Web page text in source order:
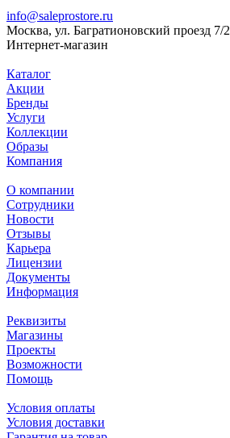
info@saleprostore.ru
Москва, ул. Багратионовский проезд 7/2
Интернет-магазин
Каталог
Акции
Бренды
Услуги
Коллекции
Образы
Компания
О компании
Сотрудники
Новости
Отзывы
Карьера
Лицензии
Документы
Информация
Реквизиты
Магазины
Проекты
Возможности
Помощь
Условия оплаты
Условия доставки